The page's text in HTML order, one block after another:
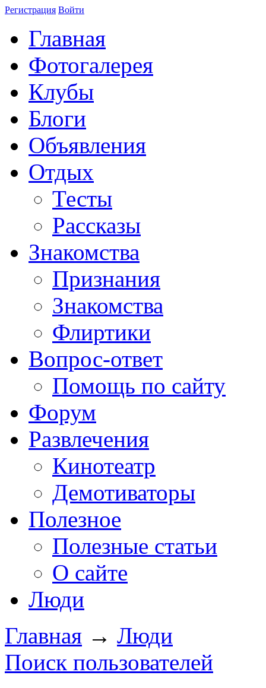
Регистрация Войти
Главная
Фотогалерея
Клубы
Блоги
Объявления
Отдых
Тесты
Рассказы
Знакомства
Признания
Знакомства
Флиртики
Вопрос-ответ
Помощь по сайту
Форум
Развлечения
Кинотеатр
Демотиваторы
Полезное
Полезные статьи
О сайте
Люди
Главная → Люди
Поиск пользователей